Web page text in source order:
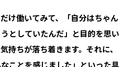
け働いてみて、「自分はちゃん
としていたんだ」と目的を思い
持ちが落ち着きます。それに、
なことを感じました」といった具